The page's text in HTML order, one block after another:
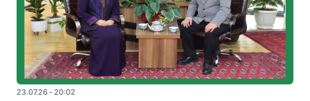
23.07.26 - 20:02